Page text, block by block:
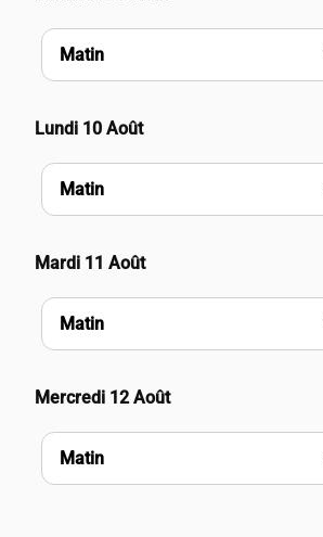
Matin
Lundi 10 Août
Matin
Mardi 11 Août
Matin
Mercredi 12 Août
Matin